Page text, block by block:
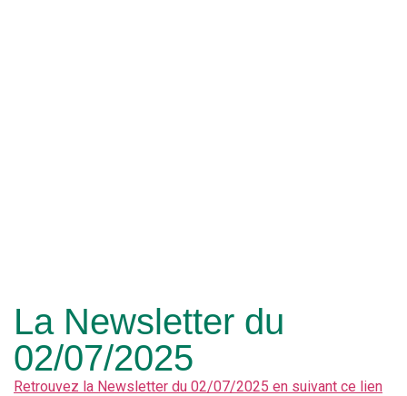
La Newsletter du
02/07/2025
Retrouvez la Newsletter du 02/07/2025 en suivant ce lien